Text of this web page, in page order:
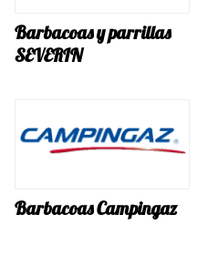
Barbacoas y parrillas
SEVERIN
Barbacoas Campingaz